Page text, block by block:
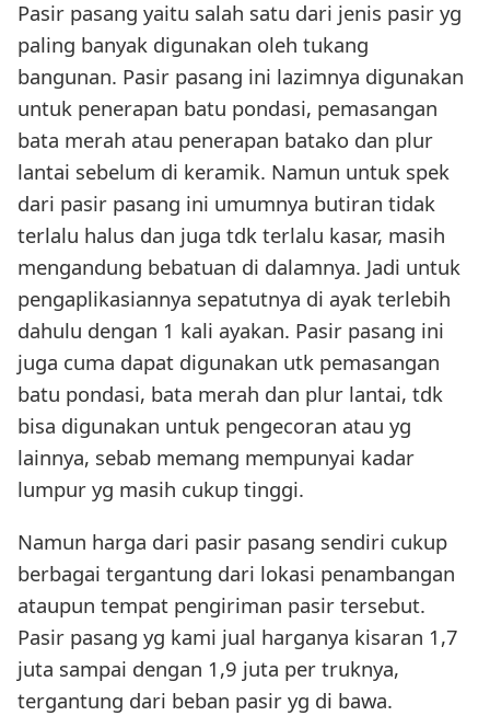
Pasir pasang yaitu salah satu dari jenis pasir yg
paling banyak digunakan oleh tukang
bangunan. Pasir pasang ini lazimnya digunakan
untuk penerapan batu pondasi, pemasangan
bata merah atau penerapan batako dan plur
lantai sebelum di keramik. Namun untuk spek
dari pasir pasang ini umumnya butiran tidak
terlalu halus dan juga tdk terlalu kasar, masih
mengandung bebatuan di dalamnya. Jadi untuk
pengaplikasiannya sepatutnya di ayak terlebih
dahulu dengan 1 kali ayakan. Pasir pasang ini
juga cuma dapat digunakan utk pemasangan
batu pondasi, bata merah dan plur lantai, tdk
bisa digunakan untuk pengecoran atau yg
lainnya, sebab memang mempunyai kadar
lumpur yg masih cukup tinggi.
Namun harga dari pasir pasang sendiri cukup
berbagai tergantung dari lokasi penambangan
ataupun tempat pengiriman pasir tersebut.
Pasir pasang yg kami jual harganya kisaran 1,7
juta sampai dengan 1,9 juta per truknya,
tergantung dari beban pasir yg di bawa.